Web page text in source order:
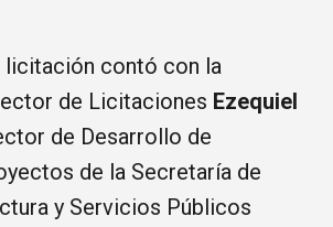
licitación contó con la
de Licitaciones Ezequiel
de Desarrollo de
de la Secretaría de
y Servicios Públicos